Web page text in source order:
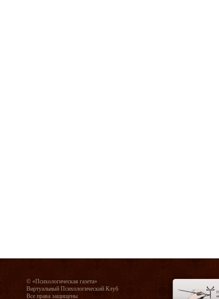
© «Психологическая газета»
Виртуальный Психологический Клуб
Все права защищены